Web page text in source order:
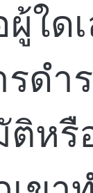
ใด
ดำ
หรื